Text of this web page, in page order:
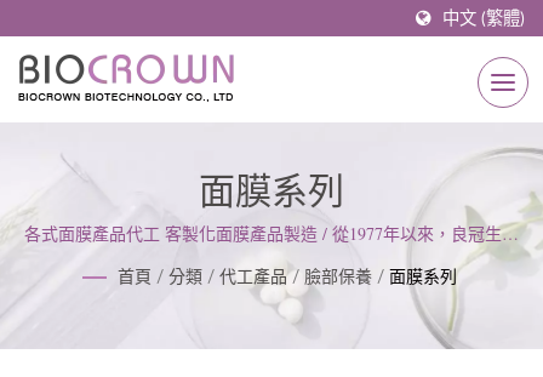
中文 (繁體)
面膜系列
各式面膜產品代工 客製化面膜產品製造 / 從1977年以來，良冠生化
科技不斷尋找天然成分、研發有效配方與創新科技結合，為創造肌
膚美麗事業為宗旨而不斷傳承下去。
首頁 / 分類 / 代工產品 / 臉部保養 / 面膜系列